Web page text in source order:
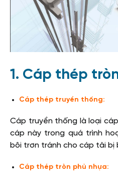
1. Cáp thép
Cáp thép truyền thống:
Cáp truyền thống là loại
cáp này trong quá trình
bôi trơn tránh cho cáp tải bị
Cáp thép tròn phủ nhựa: